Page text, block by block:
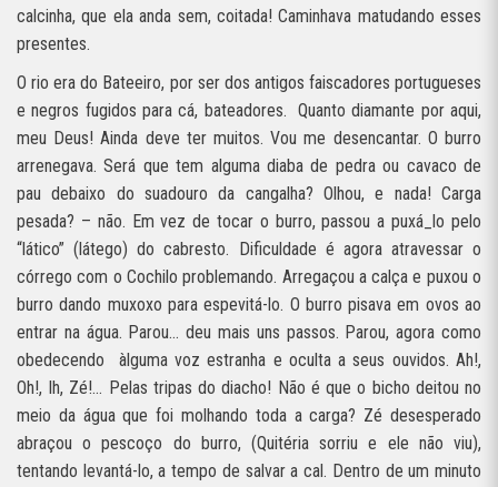
calcinha, que ela anda sem, coitada! Caminhava matudando esses
presentes.
O rio era do Bateeiro, por ser dos antigos faiscadores portugueses
e negros fugidos para cá, bateadores. Quanto diamante por aqui,
meu Deus! Ainda deve ter muitos. Vou me desencantar. O burro
arrenegava. Será que tem alguma diaba de pedra ou cavaco de
pau debaixo do suadouro da cangalha? Olhou, e nada! Carga
pesada? – não. Em vez de tocar o burro, passou a puxá_lo pelo
“lático” (látego) do cabresto. Dificuldade é agora atravessar o
córrego com o Cochilo problemando. Arregaçou a calça e puxou o
burro dando muxoxo para espevitá-lo. O burro pisava em ovos ao
entrar na água. Parou… deu mais uns passos. Parou, agora como
obedecendo
àlguma voz estranha e oculta a seus ouvidos. Ah!,
Oh!, Ih, Zé!… Pelas tripas do diacho! Não é que o bicho deitou no
meio da água que foi molhando toda a carga? Zé desesperado
abraçou o pescoço do burro, (Quitéria sorriu e ele não viu),
tentando levantá-lo, a tempo de salvar a cal. Dentro de um minuto